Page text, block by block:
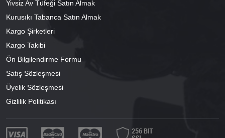
Yivsiz Av Tüfeği Satın Almak
Kurusıkı Tabanca Satın Almak
Kargo Şirketleri
Kargo Takibi
Ön Bilgilendirme Formu
Satış Sözleşmesi
Üyelik Sözleşmesi
Gizlilik Politikası